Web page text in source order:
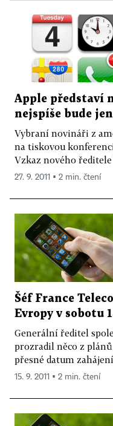
Apple představí
nejspíše bude
Vybraní novináři z
na tiskovou
Vzkaz nového
27. 9. 2011 ▪ 2 min. čtení
Šéf France
Evropy v sobotu
Generální ředitel
prozradil něco z
přesné datum
15. 9. 2011 ▪ 2 min. čtení